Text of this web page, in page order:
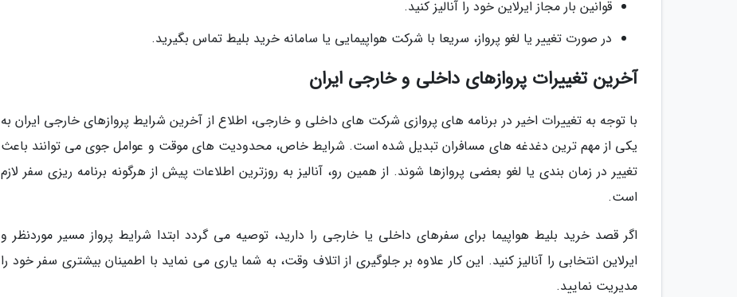
قوانین بار مجاز ایرلاین خود را آنالیز کنید.
در صورت تغییر یا لغو پرواز، سریعا با شرکت هواپیمایی یا سامانه خرید بلیط تماس بگیرید.
آخرین تغییرات پروازهای داخلی و خارجی ایران
با توجه به تغییرات اخیر در برنامه های پروازی شرکت های داخلی و خارجی، اطلاع از آخرین شرایط پروازهای خارجی ایران به
یکی از مهم ترین دغدغه های مسافران تبدیل شده است. شرایط خاص، محدودیت های موقت و عوامل جوی می توانند باعث
تغییر در زمان بندی یا لغو بعضی پروازها شوند. از همین رو، آنالیز به روزترین اطلاعات پیش از هرگونه برنامه ریزی سفر لازم
است.
اگر قصد خرید بلیط هواپیما برای سفرهای داخلی یا خارجی را دارید، توصیه می گردد ابتدا شرایط پرواز مسیر موردنظر و
ایرلاین انتخابی را آنالیز کنید. این کار علاوه بر جلوگیری از اتلاف وقت، به شما یاری می نماید با اطمینان بیشتری سفر خود را
مدیریت نمایید.